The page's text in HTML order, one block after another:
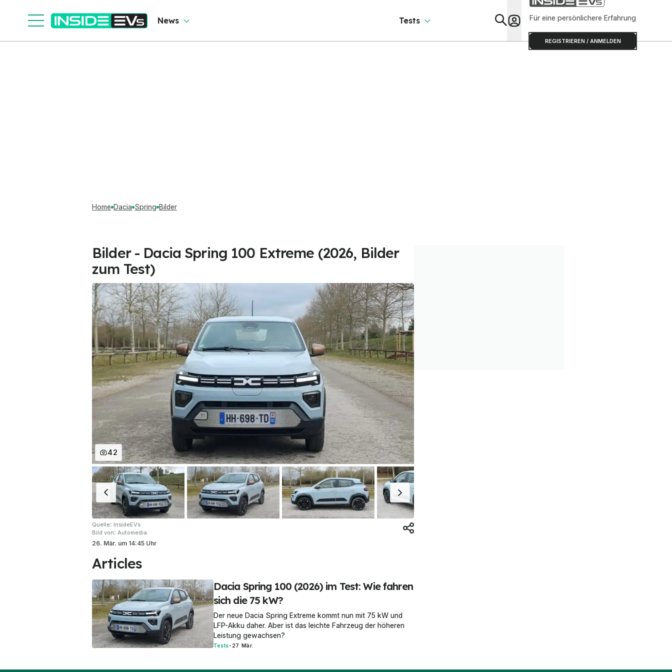
News Tests Für eine persönlichere Erfahrung
REGISTRIEREN / ANMELDEN
Home Dacia Spring Bilder
Bilder - Dacia Spring 100 Extreme (2026, Bilder
zum Test)
42
Quelle: InsideEVs
Bild von: Automedia
26. Mär. um 14:45 Uhr
Articles
Dacia Spring 100 (2026) im Test: Wie fahren
sich die 75 kW?
Der neue Dacia Spring Extreme kommt nun mit 75 kW und
LFP-Akku daher. Aber ist das leichte Fahrzeug der höheren
Leistung gewachsen?
Tests- 27 Mär.